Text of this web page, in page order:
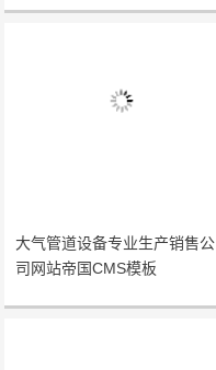
大气管道设备专业生产销售公
司网站帝国CMS模板